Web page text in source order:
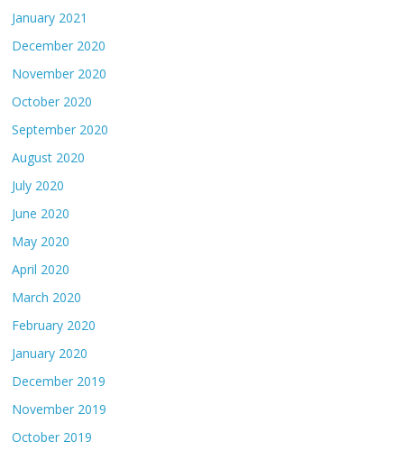
January 2021
December 2020
November 2020
October 2020
September 2020
August 2020
July 2020
June 2020
May 2020
April 2020
March 2020
February 2020
January 2020
December 2019
November 2019
October 2019